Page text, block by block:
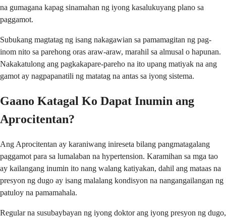
na gumagana kapag sinamahan ng iyong kasalukuyang plano sa
paggamot.
Subukang magtatag ng isang nakagawian sa pamamagitan ng pag-
inom nito sa parehong oras araw-araw, marahil sa almusal o hapunan.
Nakakatulong ang pagkakapare-pareho na ito upang matiyak na ang
gamot ay nagpapanatili ng matatag na antas sa iyong sistema.
Gaano Katagal Ko Dapat Inumin ang
Aprocitentan?
Ang Aprocitentan ay karaniwang inireseta bilang pangmatagalang
paggamot para sa lumalaban na hypertension. Karamihan sa mga tao
ay kailangang inumin ito nang walang katiyakan, dahil ang mataas na
presyon ng dugo ay isang malalang kondisyon na nangangailangan ng
patuloy na pamamahala.
Regular na susubaybayan ng iyong doktor ang iyong presyon ng dugo,